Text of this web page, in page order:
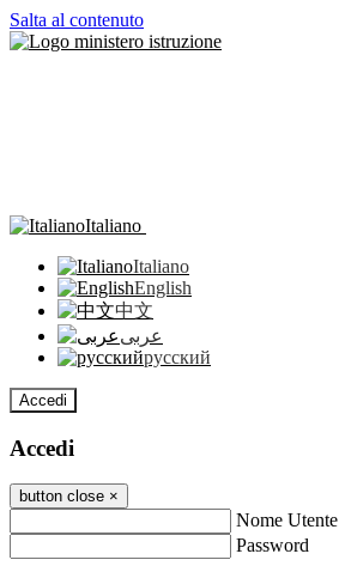
Salta al contenuto
Italiano
Italiano
English
中文
عربى
русский
Accedi
Accedi
button close ×
Nome Utente
Password